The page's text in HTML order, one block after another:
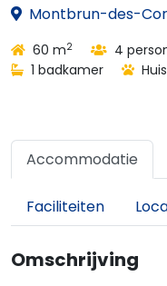
Montbrun-des-
60 m2 4
1 badkamer
Accommodatie
Faciliteiten
Omschrijving